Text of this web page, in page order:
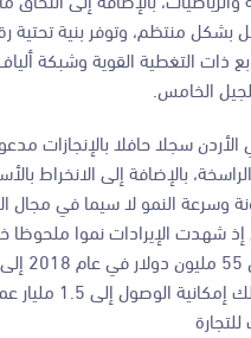
بشكل منتظم، وتوفر بنية تحتية
ذات التغطية القوية وشبكة
الخامس.
سجلا حافلا بالإنجازات
بالإضافة إلى الانخراط
وسرعة النمو لا سيما في مجال
إذ شهدت الإيرادات نموا ملحوظا